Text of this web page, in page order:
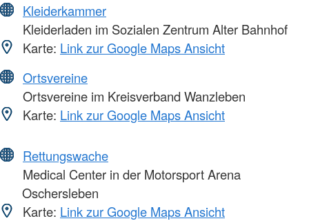
Kleiderkammer
Kleiderladen im Sozialen Zentrum Alter Bahnhof
Karte: Link zur Google Maps Ansicht
Ortsvereine
Ortsvereine im Kreisverband Wanzleben
Karte: Link zur Google Maps Ansicht
Rettungswache
Medical Center in der Motorsport Arena
Oschersleben
Karte: Link zur Google Maps Ansicht